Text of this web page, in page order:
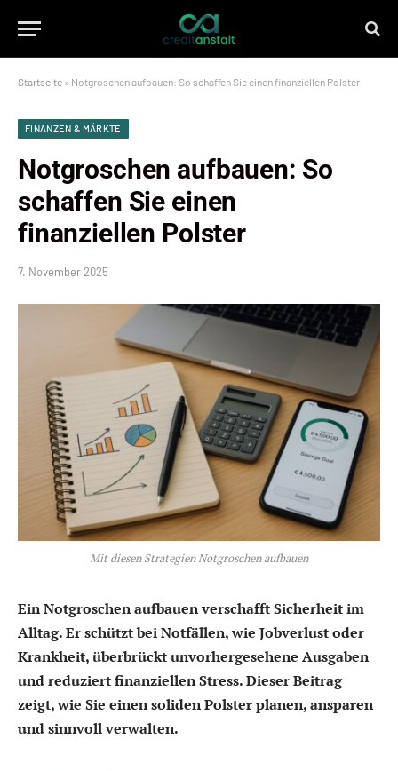
Startseite » Notgroschen aufbauen: So schaffen Sie einen finanziellen Polster
FINANZEN & MÄRKTE
Notgroschen aufbauen: So
schaffen Sie einen
finanziellen Polster
7. November 2025
Mit diesen Strategien Notgroschen aufbauen
Ein Notgroschen aufbauen verschafft Sicherheit im
Alltag. Er schützt bei Notfällen, wie Jobverlust oder
Krankheit, überbrückt unvorhergesehene Ausgaben
und reduziert finanziellen Stress. Dieser Beitrag
zeigt, wie Sie einen soliden Polster planen, ansparen
und sinnvoll verwalten.